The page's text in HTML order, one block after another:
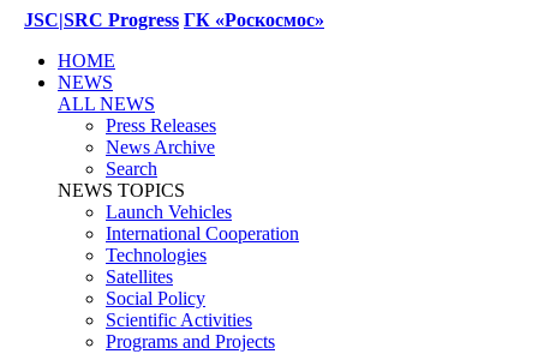
JSC|SRC Progress ГК «Роскосмос»
HOME
NEWS
ALL NEWS
Press Releases
News Archive
Search
NEWS TOPICS
Launch Vehicles
International Cooperation
Technologies
Satellites
Social Policy
Scientific Activities
Programs and Projects